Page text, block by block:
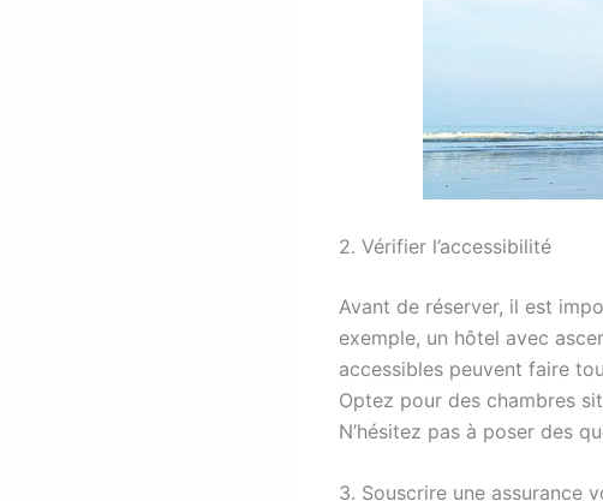
2. Vérifier l’accessibilité
Avant de réserver, il est
exemple, un hôtel avec
accessibles peuvent faire
Optez pour des chambres
N’hésitez pas à poser des
3. Souscrire une assurance